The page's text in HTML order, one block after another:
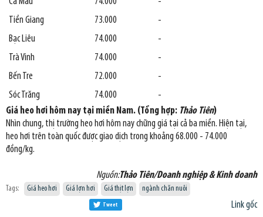
Tiền Giang
73.000
-
Bạc Liêu
74.000
-
Trà Vinh
74.000
-
Bến Tre
72.000
-
Sóc Trăng
74.000
-
Giá heo hơi hôm nay tại miền Nam. (Tổng hợp: Thảo Tiên)
Nhìn chung, thị trường heo hơi hôm nay chững giá tại cả ba miền. Hiện tại,
heo hơi trên toàn quốc được giao dịch trong khoảng 68.000 - 74.000
đồng/kg.
Nguồn:Thảo Tiên/Doanh nghiệp & Kinh doanh
Tags: Giá heo hơi Giá lợn hơi Giá thịt lợn ngành chăn nuôi
Link gốc
Tweet